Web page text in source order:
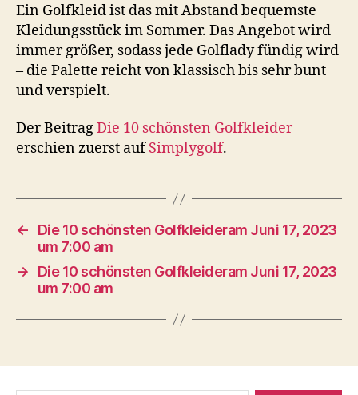
Ein Golfkleid ist das mit Abstand bequemste
Kleidungsstück im Sommer. Das Angebot wird
immer größer, sodass jede Golflady fündig wird
– die Palette reicht von klassisch bis sehr bunt
und verspielt.
Der BeitragDie 10 schönsten Golfkleider
erschien zuerst aufSimplygolf.
←
Die 10 schönsten Golfkleideram Juni 17, 2023
um 7:00 am
→
Die 10 schönsten Golfkleideram Juni 17, 2023
um 7:00 am